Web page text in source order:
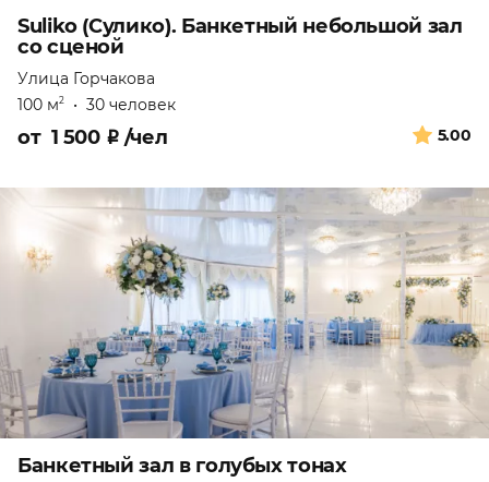
Suliko (Сулико). Банкетный небольшой зал
со сценой
Улица Горчакова
100 м2 • 30 человек
5.00
от 1 500 ₽ /чел
Банкетный зал в голубых тонах